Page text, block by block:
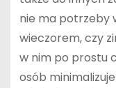
nie ma potrzeby
wieczorem, czy
w nim po prostu
osób